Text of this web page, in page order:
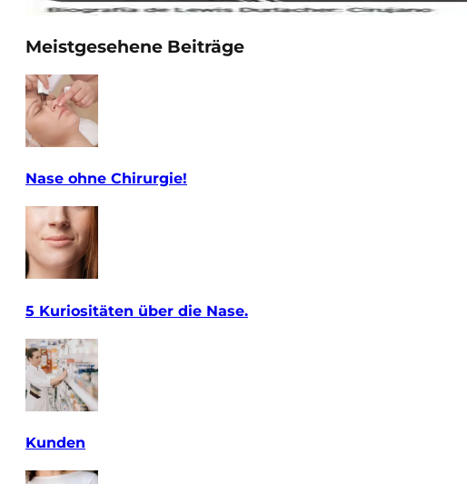
Meistgesehene Beiträge
Nase ohne Chirurgie!
5 Kuriositäten über die Nase.
Kunden